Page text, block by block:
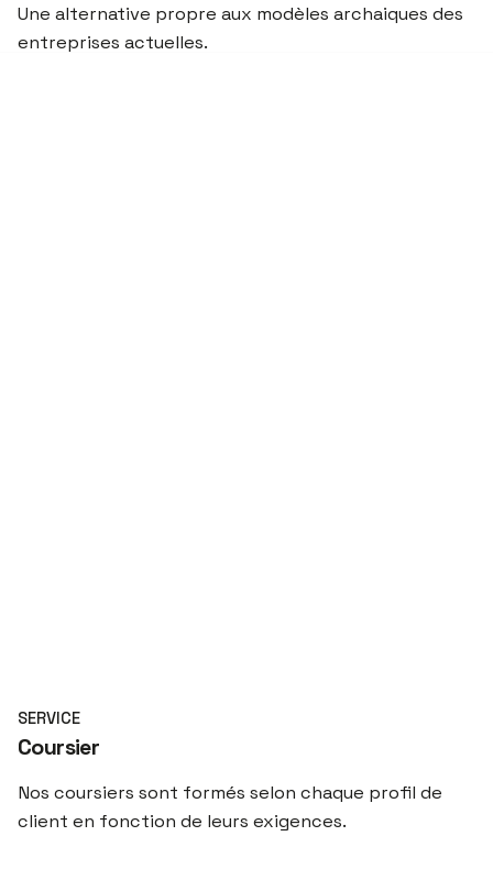
Une alternative propre aux modèles archaiques des
entreprises actuelles.
SERVICE
Coursier
Nos coursiers sont formés selon chaque profil de
client en fonction de leurs exigences.